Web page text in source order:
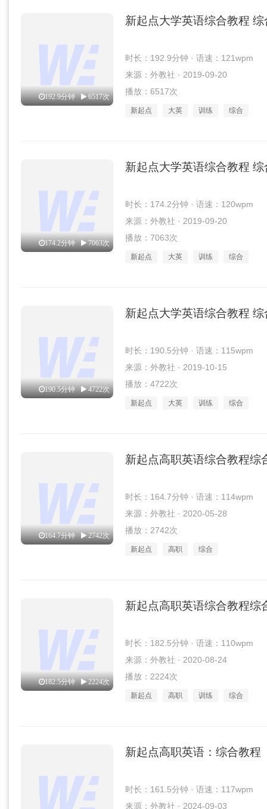
192.9分钟 6517次
新起点大学英语综合教程
时长：192.9分钟 · 语速：121wpm
来源：外教社 · 2019-09-20
播放：6517次
新起点 大英 训练 综合
174.2分钟 7063次
新起点大学英语综合教程
时长：174.2分钟 · 语速：120wpm
来源：外教社 · 2019-09-20
播放：7063次
新起点 大英 训练 综合
190.5分钟 4722次
新起点大学英语综合教程
时长：190.5分钟 · 语速：115wpm
来源：外教社 · 2019-10-15
播放：4722次
新起点 大英 训练 综合
164.7分钟 2742次
新起点高职英语综合教程综
时长：164.7分钟 · 语速：114wpm
来源：外教社 · 2020-05-28
播放：2742次
新起点 高职 综合
182.5分钟 2224次
新起点高职英语综合教程综
时长：182.5分钟 · 语速：110wpm
来源：外教社 · 2020-08-24
播放：2224次
新起点 高职 训练 综合
新起点高职英语：综合教
时长：161.5分钟 · 语速：117wpm
来源：外教社 · 2024-09-03